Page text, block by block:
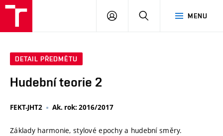
MENU
PŘIHLÁSIT
DETAIL PŘEDMĚTU
Hudební teorie 2
FEKT-JHT2 Ak. rok: 2016/2017
Základy harmonie, stylové epochy a hudební směry.